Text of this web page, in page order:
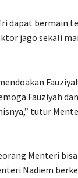
dapat bermain
jago sekali
Fauziyah
tutur
Menteri bisa
Nadiem